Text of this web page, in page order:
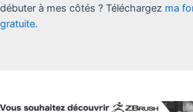
débuter à mes côtés ? Téléchargez ma
gratuite.